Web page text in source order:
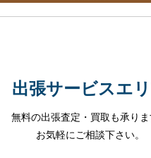
出張サービスエ
無料の出張査定・買取も承りま
お気軽にご相談下さい。